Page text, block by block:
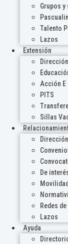
Grupos
Talento
Lazos
Extensión
Acción E
PITS
Sillas
De
Redes
Lazos
Ayuda